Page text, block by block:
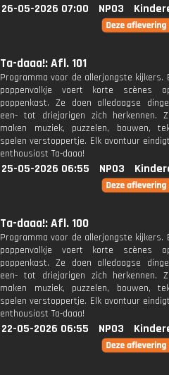
26-05-2026 07:00 NPO3
Ta-daaa!: Afl. 101
Programma voor de allerjongste kijkers.
poppenvolkje voert korte scènes
poppenkast. Ze doen alledaagse
een- tot driejarigen zich herkennen.
maken muziek, puzzelen, bouwen,
spelen verstoppertje. Elk avontuur
enthousiast Ta-daaa!
25-05-2026 06:55 NPO3
Ta-daaa!: Afl. 100
Programma voor de allerjongste kijkers.
poppenvolkje voert korte scènes
poppenkast. Ze doen alledaagse
een- tot driejarigen zich herkennen.
maken muziek, puzzelen, bouwen,
spelen verstoppertje. Elk avontuur
enthousiast Ta-daaa!
22-05-2026 06:55 NPO3